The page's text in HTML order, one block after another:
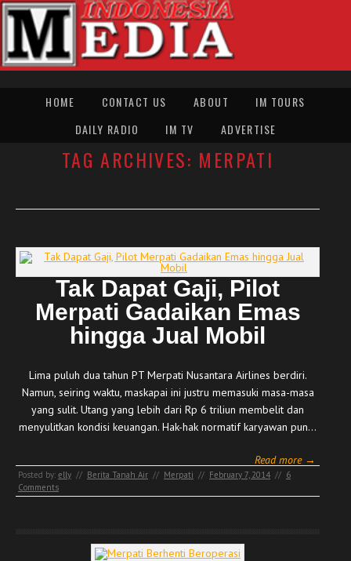
HOME CONTACT US ABOUT
IM TOURS
DAILY RADIO
IM TV ADVERTISE
TAG ARCHIVES: MERPATI
Tak Dapat Gaji, Pilot
Merpati Gadaikan Emas
hingga Jual Mobil
Lima puluh dua tahun PT Merpati Nusantara Airlines berdiri.
Namun, seiring waktu, maskapai ini justru memasuki masa-masa
yang sulit. Utang yang lebih dari Rp 6 triliun membelit dan
menyulitkan kondisi keuangan. Hak-hak normatif karyawan pun…
Read more →
Posted by: elly // Berita Tanah Air // Merpati // February 7, 2014 // 6
Comments